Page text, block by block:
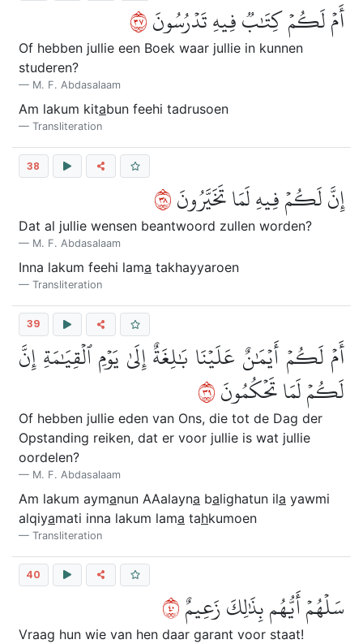
أَمۡ لَكُمۡ كِتَٰبٞ فِيهِ تَدۡرُسُونَ٧٣
Of hebben jullie een Boek waar jullie in kunnen
studeren?
M. F. Abdasalaam
Am lakum kitabun feehi tadrusoen
Transliteration
38
إِنَّ لَكُمۡ فِيهِ لَمَا تَخَيَّرُونَ٨٣
Dat al jullie wensen beantwoord zullen worden?
M. F. Abdasalaam
Inna lakum feehi lama takhayyaroen
Transliteration
39
أَمۡ لَكُمۡ أَيۡمَٰنٌ عَلَيۡنَا بَٰلِغَةٌ إِلَىٰ يَوۡمِ ٱلۡقِيَٰمَةِ إِنَّ
لَكُمۡ لَمَا تَحۡكُمُونَ٩٣
Of hebben jullie eden van Ons, die tot de Dag der
Opstanding reiken, dat er voor jullie is wat jullie
oordelen?
M. F. Abdasalaam
Am lakum aymanun AAalayna balighatun ila yawmi
alqiyamati inna lakum lama tahkumoen
Transliteration
40
سَلۡهُمۡ أَيُّهُم بِذَٰلِكَ زَعِيمٌ٠٤
Vraag hun wie van hen daar garant voor staat!